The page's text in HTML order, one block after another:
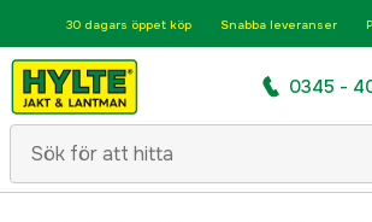
30 dagars öppet köp Snabba leveranser
0345 -